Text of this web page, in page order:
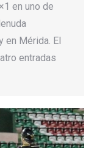
en uno de
en Mérida. El
entradas